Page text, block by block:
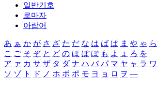
일반기호
로마자
아랍어
あ ぁ か が さ ざ た だ な は ば ぱ ま や ゃ ら
こ ご そ ぞ と ど の ほ ぼ ぽ も よ ょ ろ を
ア ァ カ サ ザ タ ダ ナ ハ バ パ マ ヤ ャ ラ ワ
ソ ゾ ト ド ノ ホ ボ ポ モ ヨ ョ ロ ヲ ―